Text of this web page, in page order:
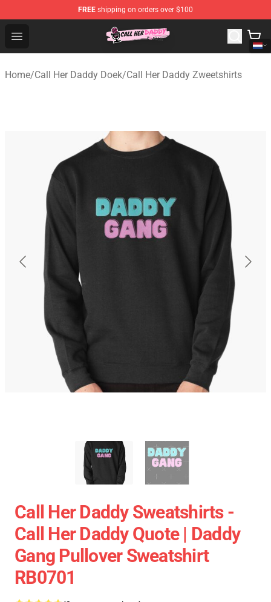
FREE shipping on orders over $100
Open menu
Call Her Daddy Store - Official Call Her Daddy
Home/Call Her Daddy Doek/Call Her Daddy Zweetshirts
Call Her Daddy Sweatshirts -
Call Her Daddy Quote | Daddy
Gang Pullover Sweatshirt
RB0701